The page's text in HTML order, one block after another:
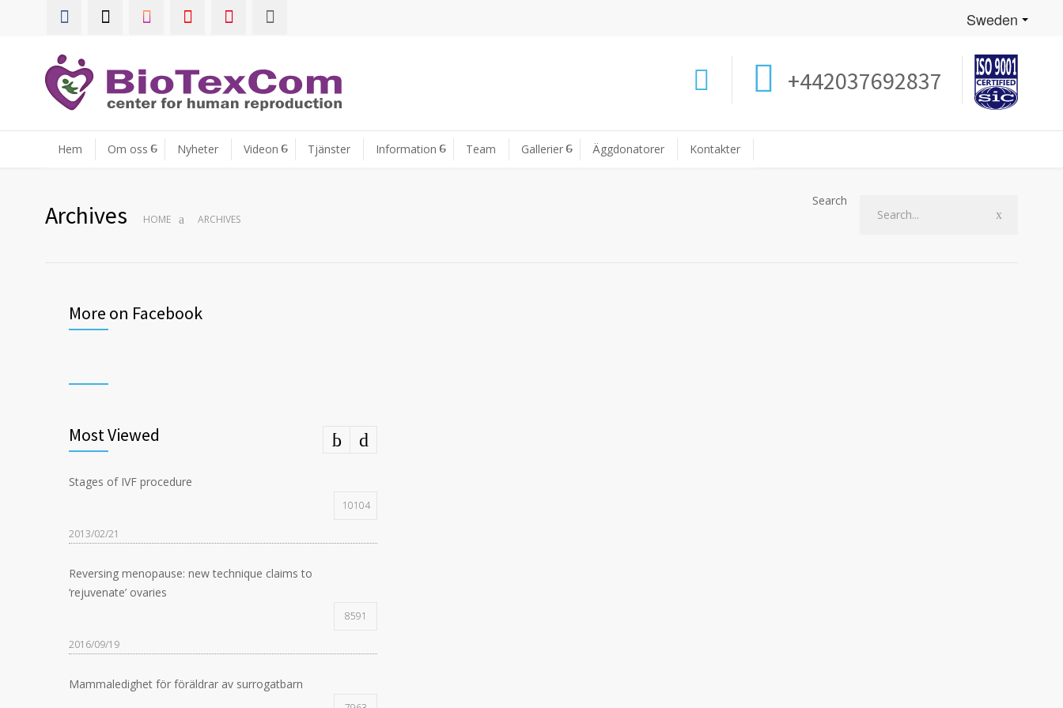
Sweden
+442037692837
Hem Om oss Nyheter Videon Tjänster Information Team Gallerier Äggdonatorer Kontakter
Archives HOME ARCHIVES
Search
More on Facebook
Most Viewed
Stages of IVF procedure
10104
2013/02/21
Reversing menopause: new technique claims to
‘rejuvenate’ ovaries
8591
2016/09/19
Mammaledighet för föräldrar av surrogatbarn